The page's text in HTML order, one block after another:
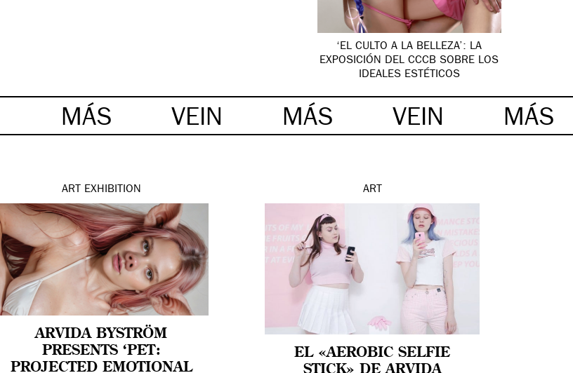
‘EL CULTO A LA BELLEZA’: LA
EXPOSICIÓN DEL CCCB SOBRE LOS
IDEALES ESTÉTICOS
MÁS VEIN MÁS VEIN MÁS
ART EXHIBITION
ARVIDA BYSTRÖM
PRESENTS ‘PET:
PROJECTED EMOTIONAL
ART
EL «AEROBIC SELFIE